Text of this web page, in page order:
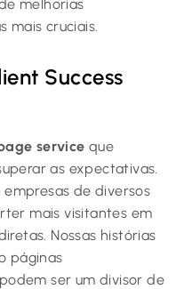
melhorias
mais cruciais.
Success
service que
as expectativas.
de diversos
mais visitantes em
Nossas histórias
páginas
ser um divisor de